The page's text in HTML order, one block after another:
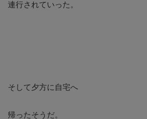
連行されていった。
そして夕方に自宅へ
帰ったそうだ。